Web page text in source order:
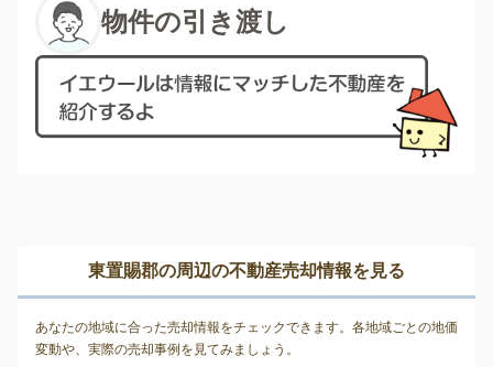
物件の引き渡し
東置賜郡の周辺の不動産売却情報を見る
あなたの地域に合った売却情報をチェックできます。各地域ごとの地価
変動や、実際の売却事例を見てみましょう。